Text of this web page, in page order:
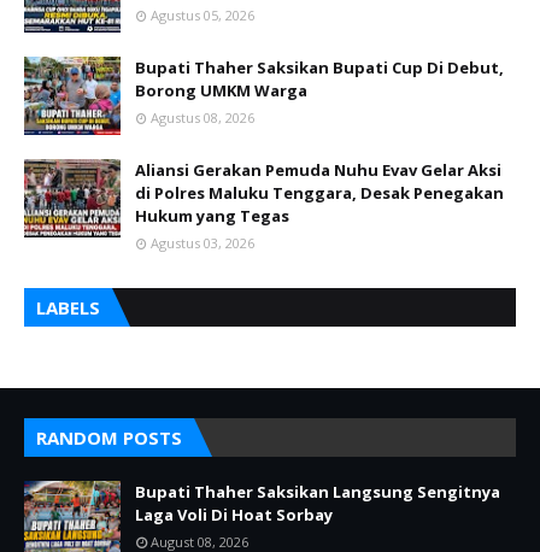
Agustus 05, 2026
Bupati Thaher Saksikan Bupati Cup Di Debut,
Borong UMKM Warga
Agustus 08, 2026
Aliansi Gerakan Pemuda Nuhu Evav Gelar Aksi
di Polres Maluku Tenggara, Desak Penegakan
Hukum yang Tegas
Agustus 03, 2026
LABELS
RANDOM POSTS
Bupati Thaher Saksikan Langsung Sengitnya
Laga Voli Di Hoat Sorbay
August 08, 2026